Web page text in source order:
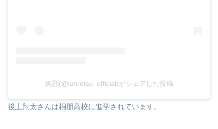
純烈(@junretsu_official)がシェアした投稿
後上翔太さんは桐朋高校に進学されています。